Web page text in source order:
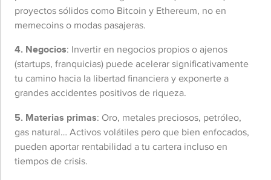
proyectos sólidos como Bitcoin y Ethereum, no en
memecoins o modas pasajeras.
4. Negocios: Invertir en negocios propios o ajenos
(startups, franquicias) puede acelerar significativamente
tu camino hacia la libertad financiera y exponerte a
grandes accidentes positivos de riqueza.
5. Materias primas: Oro, metales preciosos, petróleo,
gas natural… Activos volátiles pero que bien enfocados,
pueden aportar rentabilidad a tu cartera incluso en
tiempos de crisis.